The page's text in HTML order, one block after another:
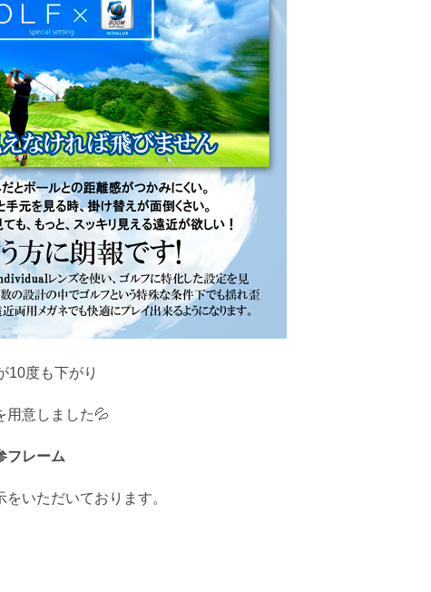
10度も下がり
用意しました💦
フレーム
いただいております。